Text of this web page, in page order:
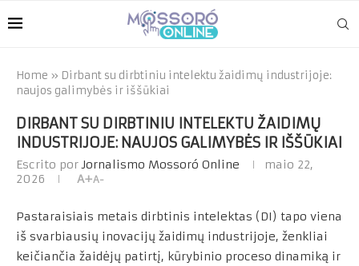
Home » Dirbant su dirbtiniu intelektu žaidimų industrijoje:
naujos galimybės ir iššūkiai
DIRBANT SU DIRBTINIU INTELEKTU ŽAIDIMŲ
INDUSTRIJOJE: NAUJOS GALIMYBĖS IR IŠŠŪKIAI
Escrito porJornalismo Mossoró Online
maio 22,
2026
A+A-
Pastaraisiais metais dirbtinis intelektas (DI) tapo viena
iš svarbiausių inovacijų žaidimų industrijoje, ženkliai
keičiančia žaidėjų patirtį, kūrybinio proceso dinamiką ir